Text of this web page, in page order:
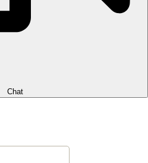
Chat